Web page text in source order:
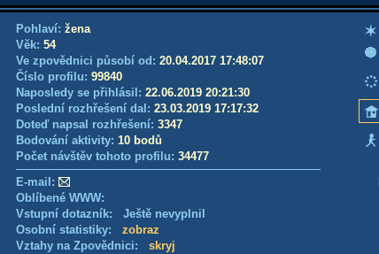
Pohlaví: žena
Věk: 54
Ve zpovědnici působí od: 20.04.2017 17:48:07
Číslo profilu: 99840
Naposledy se přihlásil: 22.06.2019 20:21:30
Poslední rozhřešení dal: 23.03.2019 17:17:32
Doteď napsal rozhřešení: 3347
Bodování aktivity: 10 bodů
Počet návštěv tohoto profilu: 34477
E-mail:
Oblíbené WWW:
Vstupní dotazník: Ještě nevyplnil
Osobní statistiky: zobraz
Vztahy na Zpovědnici: skryj